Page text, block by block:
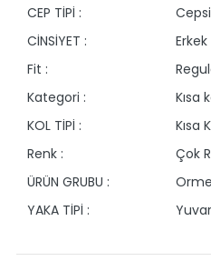
CEP TİPİ :
CİNSİYET :
Erkek
Fit :
Kategori :
Kısa
KOL TİPİ :
Kısa
Renk :
Çok
ÜRÜN GRUBU :
Orme
YAKA TİPİ :